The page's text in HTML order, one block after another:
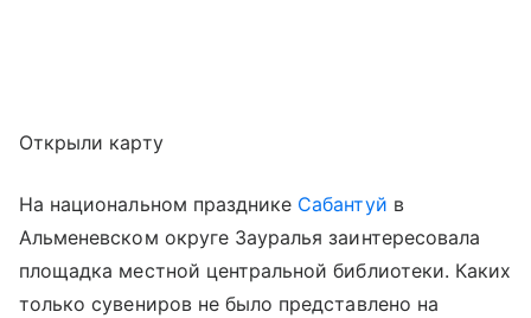
Открыли карту
На национальном празднике Сабантуй в
Альменевском округе Зауралья заинтересовала
площадка местной центральной библиотеки. Каких
только сувениров не было представлено на